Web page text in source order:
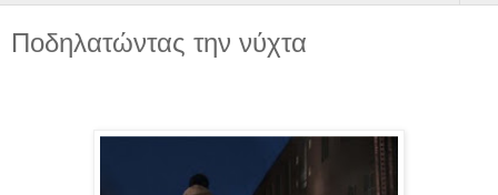
Ποδηλατώντας την νύχτα